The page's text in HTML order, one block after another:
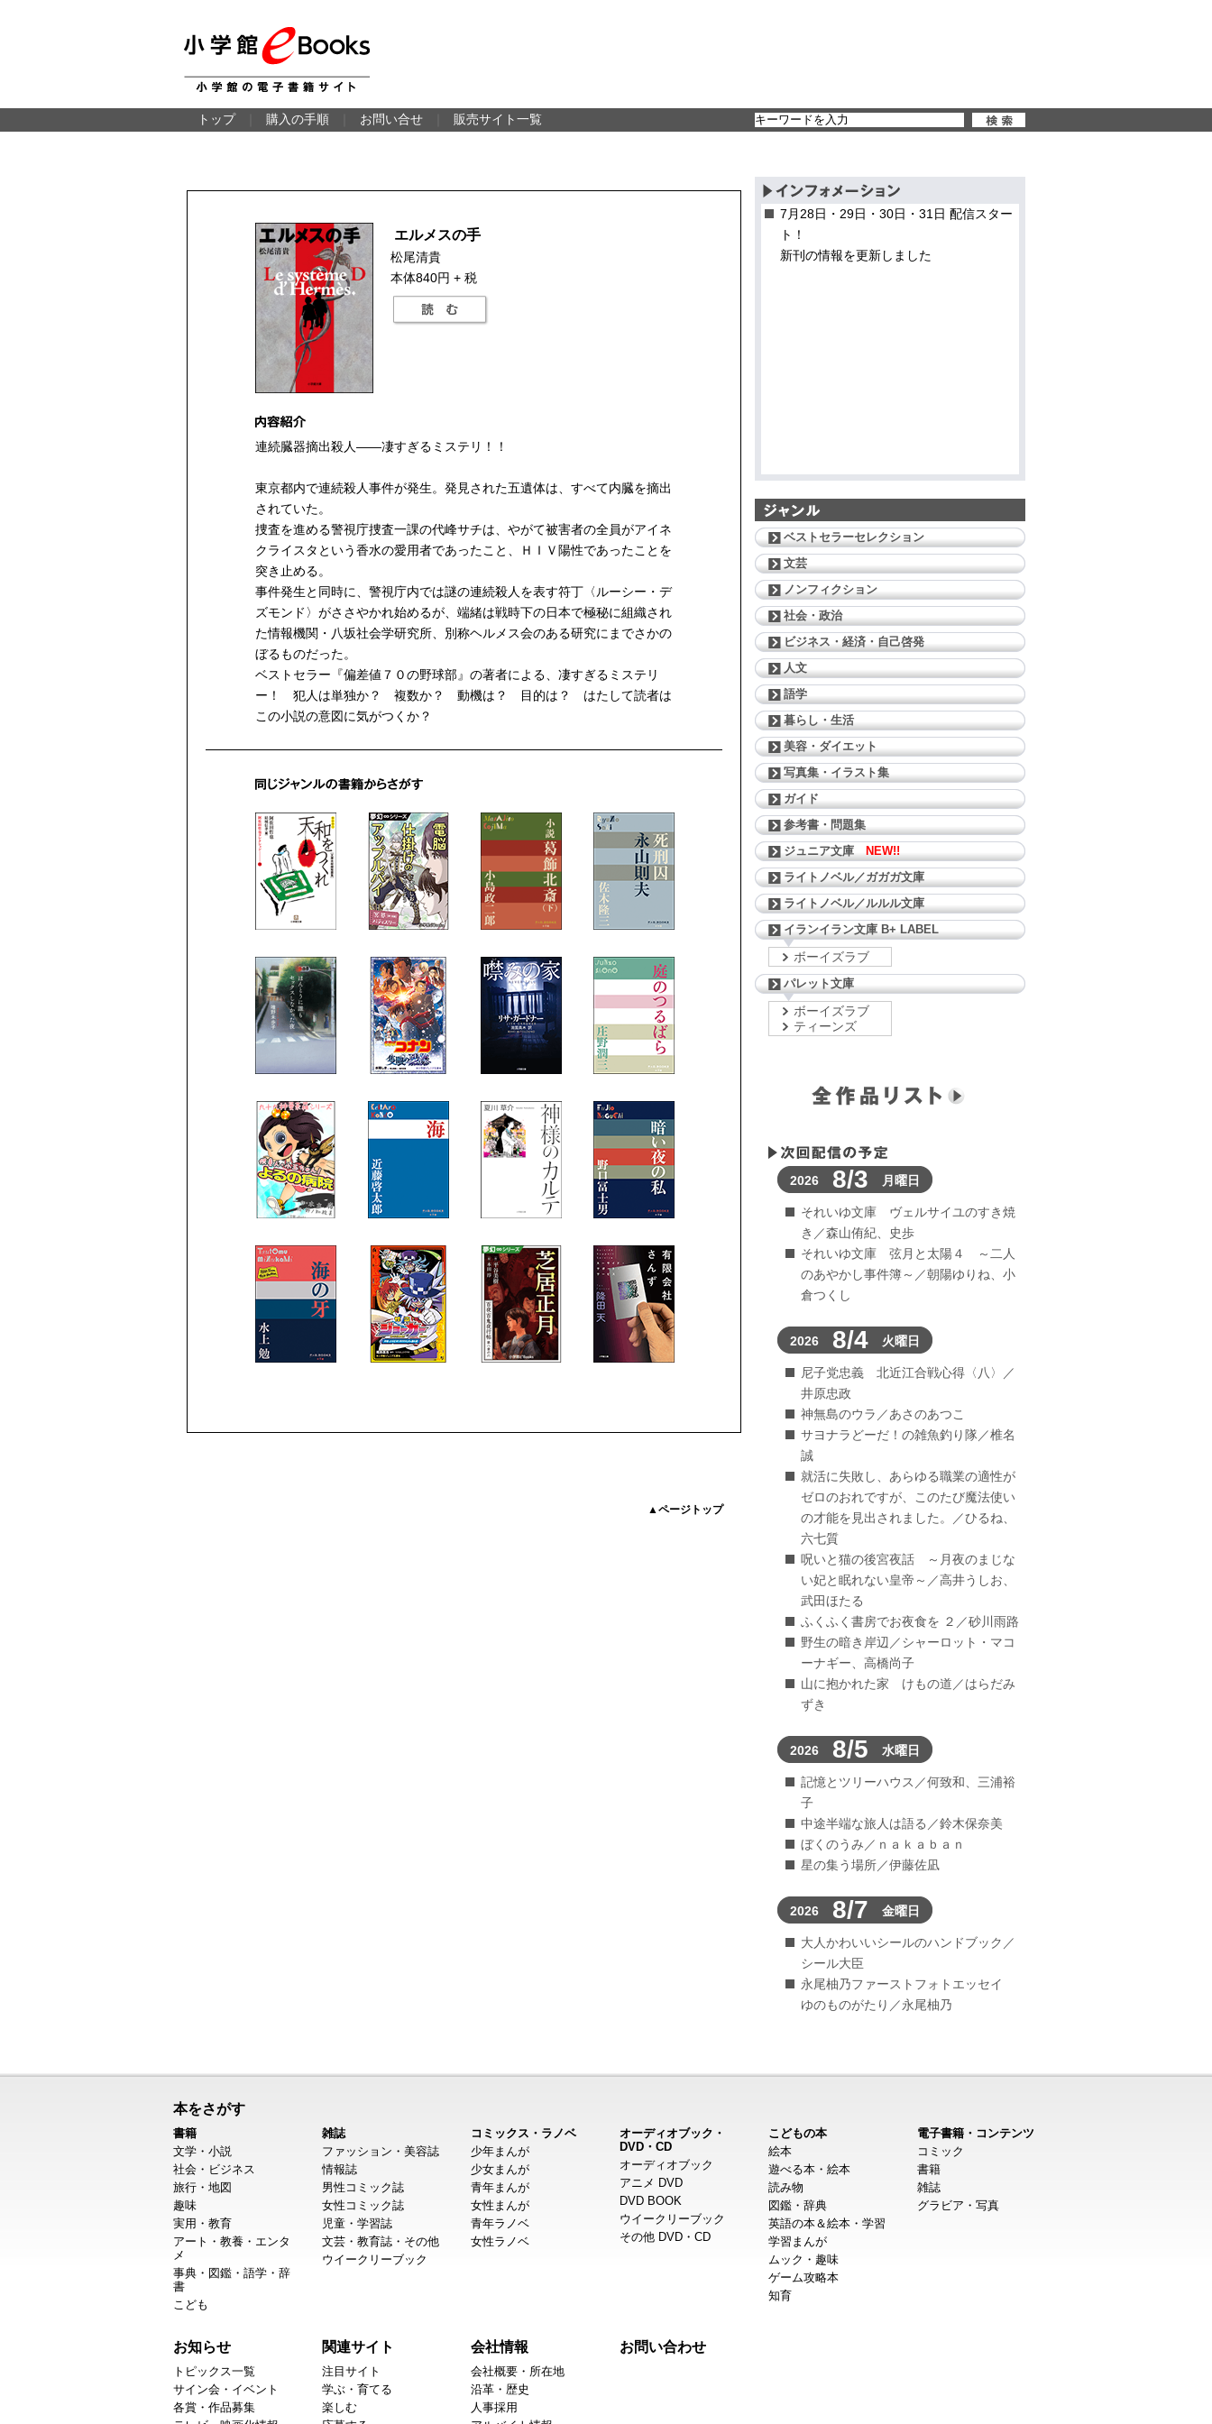
トップ 購入の手順 お問い合せ 販売サイト一覧
エルメスの手
松尾清貴
本体840円 + 税
連続臓器摘出殺人――凄すぎるミステリ！！
東京都内で連続殺人事件が発生。発見された五遺体は、すべて内臓を摘出
されていた。
捜査を進める警視庁捜査一課の代峰サチは、やがて被害者の全員がアイネ
クライスタという香水の愛用者であったこと、ＨＩＶ陽性であったことを
突き止める。
事件発生と同時に、警視庁内では謎の連続殺人を表す符丁〈ルーシー・デ
ズモンド〉がささやかれ始めるが、端緒は戦時下の日本で極秘に組織され
た情報機関・八坂社会学研究所、別称ヘルメス会のある研究にまでさかの
ぼるものだった。
ベストセラー『偏差値７０の野球部』の著者による、凄すぎるミステリ
ー！ 犯人は単独か？ 複数か？ 動機は？ 目的は？ はたして読者は
この小説の意図に気がつくか？
▲ページトップ
7月28日・29日・30日・31日 配信スター
ト！
新刊の情報を更新しました
ベストセラーセレクション
文芸
ノンフィクション
社会・政治
ビジネス・経済・自己啓発
人文
語学
暮らし・生活
美容・ダイエット
写真集・イラスト集
ガイド
参考書・問題集
ジュニア文庫
NEW!!
ライトノベル／ガガガ文庫
ライトノベル／ルルル文庫
イランイラン文庫 B+ LABEL
ボーイズラブ
パレット文庫
ボーイズラブ
ティーンズ
2026 8/3 月曜日
それいゆ文庫 ヴェルサイユのすき焼
き／森山侑紀、史歩
それいゆ文庫 弦月と太陽４ ～二人
のあやかし事件簿～／朝陽ゆりね、小
倉つくし
2026 8/4 火曜日
尼子党忠義 北近江合戦心得〈八〉／
井原忠政
神無島のウラ／あさのあつこ
サヨナラどーだ！の雑魚釣り隊／椎名
誠
就活に失敗し、あらゆる職業の適性が
ゼロのおれですが、このたび魔法使い
の才能を見出されました。／ひるね、
六七質
呪いと猫の後宮夜話 ～月夜のまじな
い妃と眠れない皇帝～／高井うしお、
武田ほたる
ふくふく書房でお夜食を ２／砂川雨路
野生の暗き岸辺／シャーロット・マコ
ーナギー、高橋尚子
山に抱かれた家 けもの道／はらだみ
ずき
2026 8/5 水曜日
記憶とツリーハウス／何致和、三浦裕
子
中途半端な旅人は語る／鈴木保奈美
ぼくのうみ／ｎａｋａｂａｎ
星の集う場所／伊藤佐凪
2026 8/7 金曜日
大人かわいいシールのハンドブック／
シール大臣
永尾柚乃ファーストフォトエッセイ
ゆのものがたり／永尾柚乃
本をさがす
書籍
文学・小説
社会・ビジネス
旅行・地図
趣味
実用・教育
アート・教養・エンタ
メ
事典・図鑑・語学・辞
書
こども
雑誌
ファッション・美容誌
情報誌
男性コミック誌
女性コミック誌
児童・学習誌
文芸・教育誌・その他
ウイークリーブック
コミックス・ラノベ
少年まんが
少女まんが
青年まんが
女性まんが
青年ラノベ
女性ラノベ
オーディオブック・
DVD・CD
オーディオブック
アニメ DVD
DVD BOOK
ウイークリーブック
その他 DVD・CD
こどもの本
絵本
遊べる本・絵本
読み物
図鑑・辞典
英語の本＆絵本・学習
学習まんが
ムック・趣味
ゲーム攻略本
知育
電子書籍・コンテンツ
コミック
書籍
雑誌
グラビア・写真
お知らせ
トピックス一覧
サイン会・イベント
各賞・作品募集
関連サイト
注目サイト
学ぶ・育てる
楽しむ
会社情報
会社概要・所在地
沿革・歴史
人事採用
お問い合わせ